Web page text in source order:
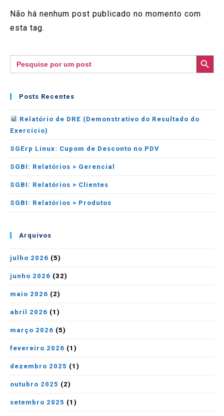
Não há nenhum post publicado no momento com
esta tag.
Search
for:
SEARCH BUTTON
Posts Recentes
Relatório de DRE (Demonstrativo do Resultado do
Exercício)
SGErp Linux: Cupom de Desconto no PDV
SGBI: Relatórios > Gerencial
SGBI: Relatórios > Clientes
SGBI: Relatórios > Produtos
Arquivos
julho 2026 (5)
junho 2026 (32)
maio 2026 (2)
abril 2026 (1)
março 2026 (5)
fevereiro 2026 (1)
dezembro 2025 (1)
outubro 2025 (2)
setembro 2025 (1)